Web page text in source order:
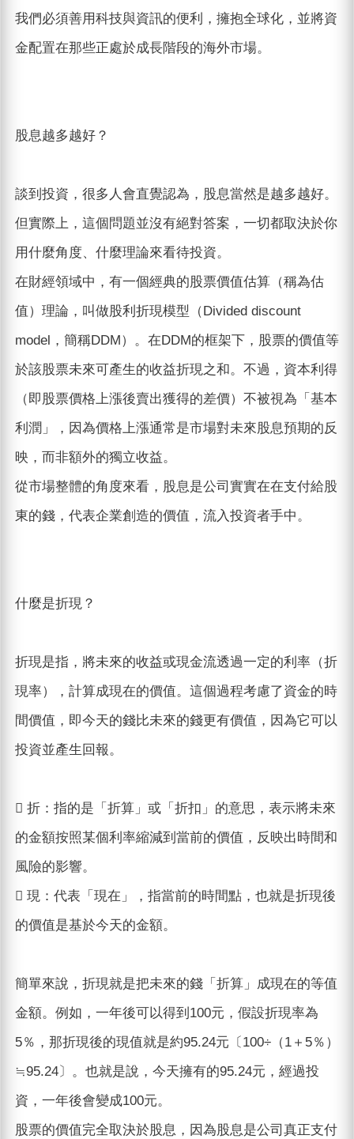
我們必須善用科技與資訊的便利，擁抱全球化，並將資
金配置在那些正處於成長階段的海外市場。
股息越多越好？
談到投資，很多人會直覺認為，股息當然是越多越好。
但實際上，這個問題並沒有絕對答案，一切都取決於你
用什麼角度、什麼理論來看待投資。
在財經領域中，有一個經典的股票價值估算（稱為估
值）理論，叫做股利折現模型（Divided discount
model，簡稱DDM）。在DDM的框架下，股票的價值等
於該股票未來可產生的收益折現之和。不過，資本利得
（即股票價格上漲後賣出獲得的差價）不被視為「基本
利潤」，因為價格上漲通常是市場對未來股息預期的反
映，而非額外的獨立收益。
從市場整體的角度來看，股息是公司實實在在支付給股
東的錢，代表企業創造的價值，流入投資者手中。
什麼是折現？
折現是指，將未來的收益或現金流透過一定的利率（折
現率），計算成現在的價值。這個過程考慮了資金的時
間價值，即今天的錢比未來的錢更有價值，因為它可以
投資並產生回報。
 折：指的是「折算」或「折扣」的意思，表示將未來
的金額按照某個利率縮減到當前的價值，反映出時間和
風險的影響。
 現：代表「現在」，指當前的時間點，也就是折現後
的價值是基於今天的金額。
簡單來說，折現就是把未來的錢「折算」成現在的等值
金額。例如，一年後可以得到100元，假設折現率為
5％，那折現後的現值就是約95.24元〔100÷（1＋5％）
≒95.24〕。也就是說，今天擁有的95.24元，經過投
資，一年後會變成100元。
股票的價值完全取決於股息，因為股息是公司真正支付